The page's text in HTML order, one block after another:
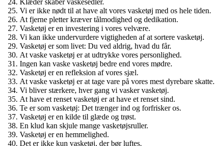
Vi er ikke nødt til at have alt vores vasketøj med os hele tiden.
At fjerne pletter kræver tålmodighed og dedikation.
Vasketøj er en investering i vores velvære.
Vi kan ikke undervurdere vigtigheden af at sortere vasketøj.
Vasketøj er som livet: Du ved aldrig, hvad du får.
At vaske vasketøj er at udtrykke vores personlighed.
Ingen kan vaske vasketøj bedre end vores mødre.
Vasketøj er en refleksion af vores sjæl.
At vaske vasketøj er at tage vare på vores mest dyrebare skatte.
Vi bliver stærkere, hver gang vi vasker vasketøj.
At have et renset vasketøj er at have et renset sind.
Te er som vasketøj: Det trænger ind og forfrisker os.
Vasketøj er en kilde til glæde og trøst.
En klud kan skjule mange vasketøjsruller.
Vasketøj er en hemmelighed.
Det er ikke kun vasketøj, der bør luftes.